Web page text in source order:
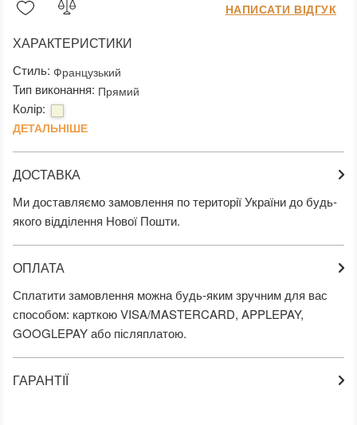
ХАРАКТЕРИСТИКИ
Стиль: Французький
Тип виконання: Прямий
Колір:
ДЕТАЛЬНІШЕ
ДОСТАВКА
Ми доставляємо замовлення по території України до будь-
якого відділення Нової Пошти.
ОПЛАТА
Сплатити замовлення можна будь-яким зручним для вас
способом: карткою VISA/MASTERCARD, APPLEPAY,
GOOGLEPAY або післяплатою.
ГАРАНТІЇ
НАПИСАТИ ВІДГУК